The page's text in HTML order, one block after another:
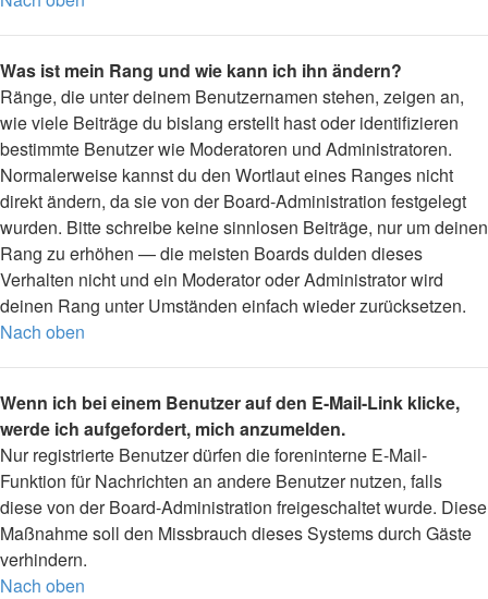
Was ist mein Rang und wie kann ich ihn ändern?
Ränge, die unter deinem Benutzernamen stehen, zeigen an,
wie viele Beiträge du bislang erstellt hast oder identifizieren
bestimmte Benutzer wie Moderatoren und Administratoren.
Normalerweise kannst du den Wortlaut eines Ranges nicht
direkt ändern, da sie von der Board-Administration festgelegt
wurden. Bitte schreibe keine sinnlosen Beiträge, nur um deinen
Rang zu erhöhen — die meisten Boards dulden dieses
Verhalten nicht und ein Moderator oder Administrator wird
deinen Rang unter Umständen einfach wieder zurücksetzen.
Nach oben
Wenn ich bei einem Benutzer auf den E-Mail-Link klicke,
werde ich aufgefordert, mich anzumelden.
Nur registrierte Benutzer dürfen die foreninterne E-Mail-
Funktion für Nachrichten an andere Benutzer nutzen, falls
diese von der Board-Administration freigeschaltet wurde. Diese
Maßnahme soll den Missbrauch dieses Systems durch Gäste
verhindern.
Nach oben